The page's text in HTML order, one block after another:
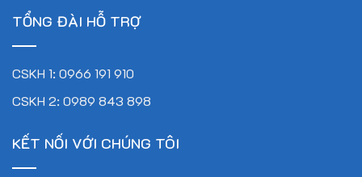
TỔNG ĐÀI HỖ TRỢ
CSKH 1: 0966 191 910
CSKH 2: 0989 843 898
KẾT NỐI VỚI CHÚNG TÔI